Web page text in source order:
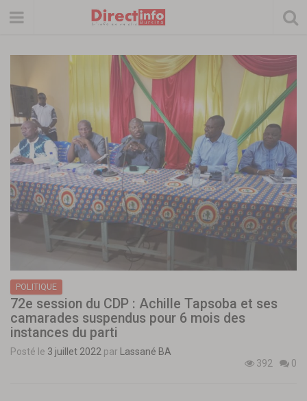
POLITIQUE
72e session du CDP : Achille Tapsoba et ses
camarades suspendus pour 6 mois des
instances du parti
Posté le 3 juillet 2022 par Lassané BA
392
0